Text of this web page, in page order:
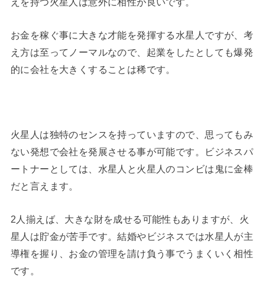
お金を稼ぐ事に大きな才能を発揮する水星人ですが、考
え方は至ってノーマルなので、起業をしたとしても爆発
的に会社を大きくすることは稀です。
火星人は独特のセンスを持っていますので、思ってもみ
ない発想で会社を発展させる事が可能です。ビジネスパ
ートナーとしては、水星人と火星人のコンビは鬼に金棒
だと言えます。
2人揃えば、大きな財を成せる可能性もありますが、火
星人は貯金が苦手です。結婚やビジネスでは水星人が主
導権を握り、お金の管理を請け負う事でうまくいく相性
です。